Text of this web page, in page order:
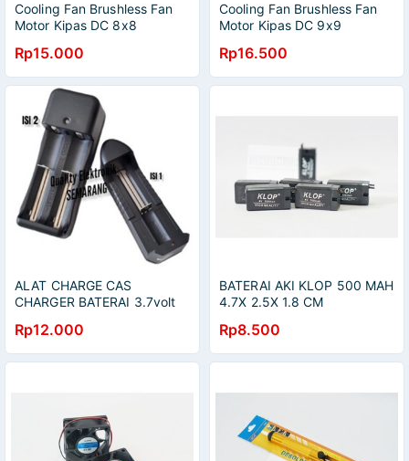
Cooling Fan Brushless Fan
Motor Kipas DC 8x8
Rp15.000
Cooling Fan Brushless Fan
Motor Kipas DC 9x9
Rp16.500
ALAT CHARGE CAS
CHARGER BATERAI 3.7volt
ZOOM COLOK LISTRIK
Rp12.000
BATERAI AKI KLOP 500 MAH
4.7X 2.5X 1.8 CM
Rp8.500